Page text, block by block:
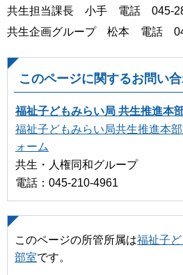
共生担当課長 小手 電話 045-
共生企画グループ 松本 電話
このページに関するお問い
福祉子どもみらい局 共生推進本
福祉子どもみらい局共生推進本
ォーム
共生・人権同和グループ
電話：045-210-4961
このページの所管所属は福祉子
部室です。